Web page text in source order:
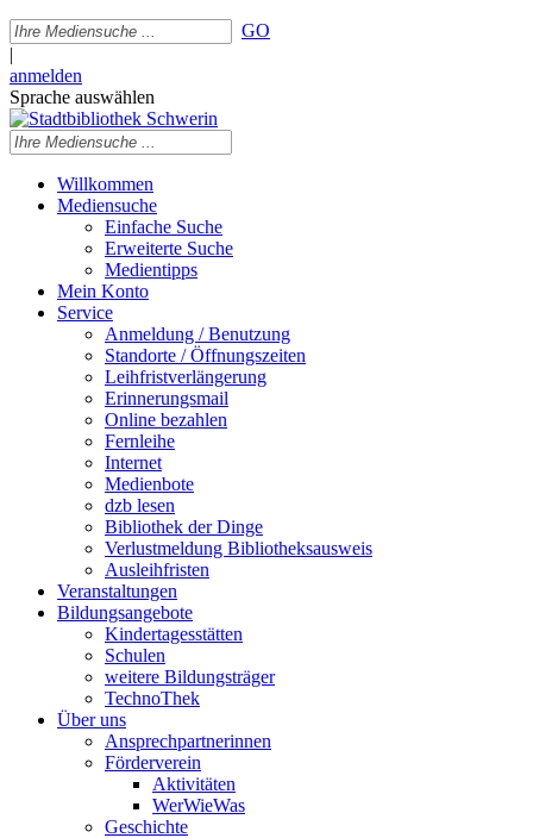
GO
|
anmelden
Sprache auswählen
Willkommen
Mediensuche
Einfache Suche
Erweiterte Suche
Medientipps
Mein Konto
Service
Anmeldung / Benutzung
Standorte / Öffnungszeiten
Leihfristverlängerung
Erinnerungsmail
Online bezahlen
Fernleihe
Internet
Medienbote
dzb lesen
Bibliothek der Dinge
Verlustmeldung Bibliotheksausweis
Ausleihfristen
Veranstaltungen
Bildungsangebote
Kindertagesstätten
Schulen
weitere Bildungsträger
TechnoThek
Über uns
Ansprechpartnerinnen
Förderverein
Aktivitäten
WerWieWas
Geschichte